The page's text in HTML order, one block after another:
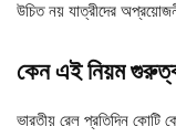
উচিত নয় যাত্রীদের
কেনএইনিয়ম
ভারতীয় রেল প্রতিদিন কোটি